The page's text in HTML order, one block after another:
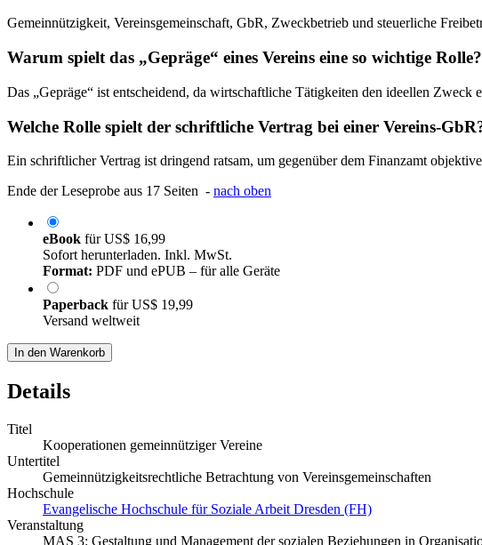
Gemeinnützigkeit, Vereinsgemeinschaft, GbR, Zweckbetrieb und steuerliche
Warum spielt das „Gepräge“ eines Vereins eine so wichtige Rolle?
Das „Gepräge“ ist entscheidend, da wirtschaftliche Tätigkeiten den ideellen
Welche Rolle spielt der schriftliche Vertrag bei einer Vereins-
Ein schriftlicher Vertrag ist dringend ratsam, um gegenüber dem Finanzamt
Ende der Leseprobe aus 17 Seiten - nach oben
eBook fürUS$ 16,99
Sofort herunterladen. Inkl. MwSt.
Format: PDF und ePUB – für alle Geräte
Paperback fürUS$ 19,99
Versand weltweit
In den Warenkorb
Details
Titel
Kooperationen gemeinnütziger Vereine
Untertitel
Gemeinnützigkeitsrechtliche Betrachtung von Vereinsgemeinschaften
Hochschule
Evangelische Hochschule für Soziale Arbeit Dresden (FH)
Veranstaltung
MAS 3: Gestaltung und Management der sozialen Beziehungen in